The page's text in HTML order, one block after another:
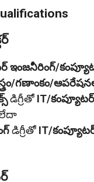
ఇంజనీరింగ్/
గణాంకం/
డిగ్రీతోIT/
డిగ్రీతోIT/